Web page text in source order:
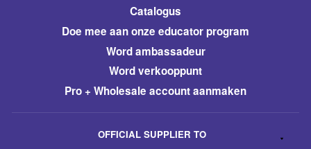
Catalogus
​Doe mee aan onze educator program
Word ambassadeur
​Word verkooppunt
Pro + Wholesale account aanmaken
OFFICIAL SUPPLIER TO